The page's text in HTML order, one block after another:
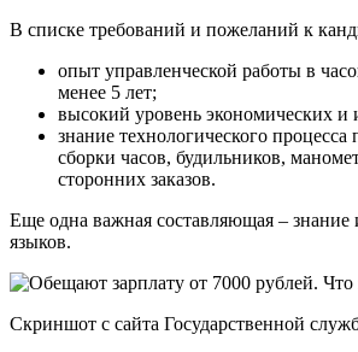
В списке требований и пожеланий к
опыт управленческой работы в
менее 5 лет;
высокий уровень экономических
знание технологического процесса
сборки часов, будильников,
сторонних заказов.
Еще одна важная составляющая – знание
языков.
Скриншот с сайта Государственной